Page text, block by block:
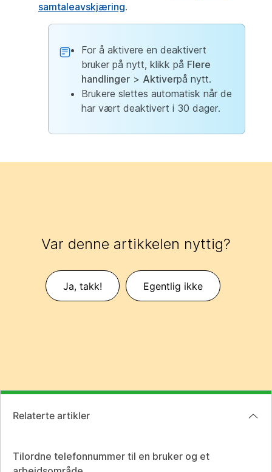
samtaleavskjæring.
For å aktivere en deaktivert
bruker på nytt, klikk på Flere
handlinger > Aktiverpå nytt.
Brukere slettes automatisk når de
har vært deaktivert i 30 dager.
Var denne artikkelen nyttig?
Ja, takk! Egentlig ikke
Relaterte artikler
Tilordne telefonnummer til en bruker og et